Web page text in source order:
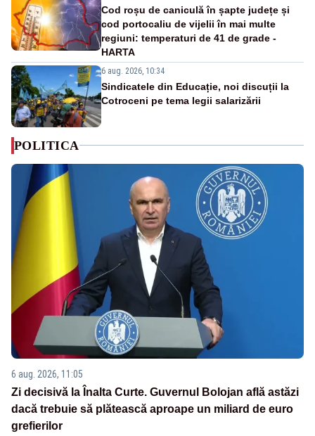
Cod roșu de caniculă în șapte județe și
cod portocaliu de vijelii în mai multe
regiuni: temperaturi de 41 de grade -
HARTA
6 aug. 2026, 10:34
Sindicatele din Educație, noi discuții la
Cotroceni pe tema legii salarizării
POLITICA
6 aug. 2026, 11:05
Zi decisivă la Înalta Curte. Guvernul Bolojan află astăzi
dacă trebuie să plătească aproape un miliard de euro
grefierilor